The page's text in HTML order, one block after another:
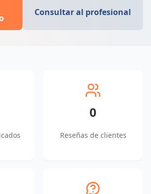
Consultar al profesional
0
Reseñas de clientes